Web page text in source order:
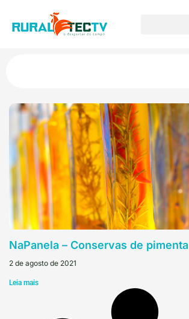
NaPanela – Conservas de pimenta
2 de agosto de 2021
Leia mais